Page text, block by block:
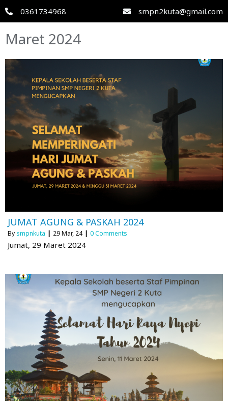
0361734968 smpn2kuta@gmail.com
Maret 2024
JUMAT AGUNG & PASKAH 2024
By smpnkuta | 29Mar, 24 | 0 Comments
Jumat, 29 Maret 2024